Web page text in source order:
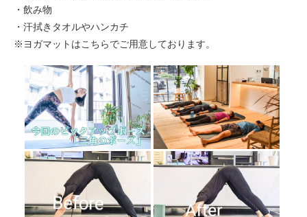
・飲み物
・汗拭きタオルやハンカチ
※ヨガマットはこちらでご用意しております。